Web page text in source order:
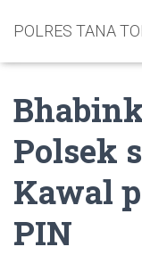
POLRES TANA
Polsek
Kawal
PIN